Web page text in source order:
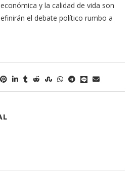
y la calidad de vida son
el debate político rumbo a